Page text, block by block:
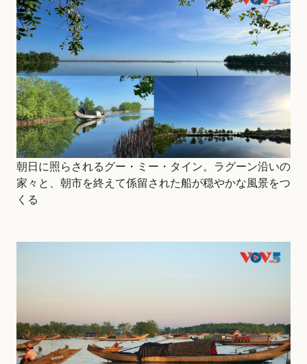
朝日に照らされるグー・ミー・タイン。ラグーン沿いの
家々と、朝市を終えて係留された船が穏やかな風景をつ
くる